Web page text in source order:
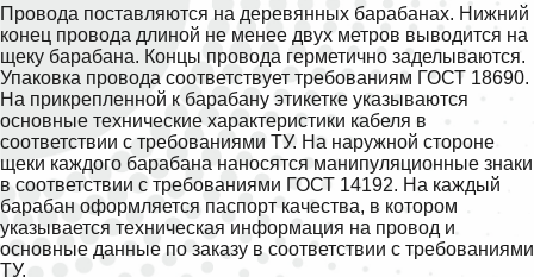
Провода поставляются на деревянных барабанах. Нижний
конец провода длиной не менее двух метров выводится на
щеку барабана. Концы провода герметично заделываются.
Упаковка провода соответствует требованиям ГОСТ 18690.
На прикрепленной к барабану этикетке указываются
основные технические характеристики кабеля в
соответствии с требованиями ТУ. На наружной стороне
щеки каждого барабана наносятся манипуляционные знаки
в соответствии с требованиями ГОСТ 14192. На каждый
барабан оформляется паспорт качества, в котором
указывается техническая информация на провод и
основные данные по заказу в соответствии с требованиями
ТУ.